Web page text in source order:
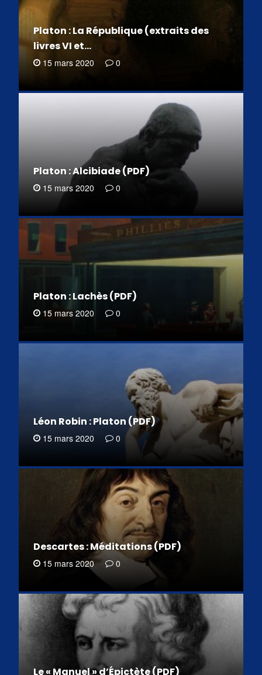
Platon : La République (extraits des
livres VI et…
15 mars 2020 0
Platon : Alcibiade (PDF)
15 mars 2020 0
Platon : Lachès (PDF)
15 mars 2020 0
Léon Robin : Platon (PDF)
15 mars 2020 0
Descartes : Méditations (PDF)
15 mars 2020 0
Le « Manuel » d’Épictète (PDF)